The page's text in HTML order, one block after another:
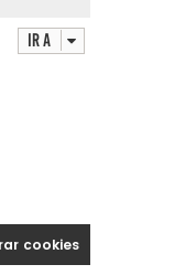
Ir a
cookies